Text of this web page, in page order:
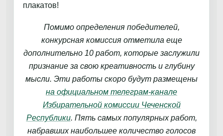
плакатов!
Помимо определения победителей,
конкурсная комиссия отметила еще
дополнительно 10 работ, которые заслужили
признание за свою креативность и глубину
мысли. Эти работы скоро будут размещены
на официальном телеграм-канале
Избирательной комиссии Чеченской
Республики. Пять самых популярных работ,
набравших наибольшее количество голосов